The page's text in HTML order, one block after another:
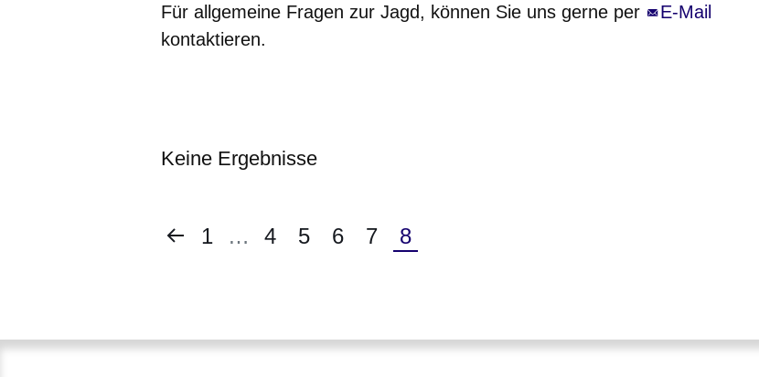
Für allgemeine Fragen zur Jagd, können Sie uns gerne per
E-Mail
kontaktieren.
Keine Ergebnisse
:Keine
Vorherige
Erste
1 … Seite
4 Seite
5 Seite
6 Seite
7
Aktuelle
8